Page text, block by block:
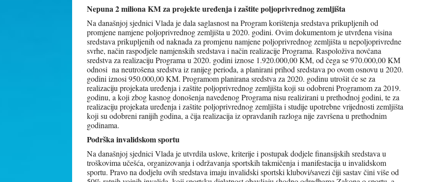
Nepuna 2 miliona KM za projekte uređenja i zaštite poljoprivrednog zemljišta
Na današnjoj sjednici Vlada je dala saglasnost na Program korištenja sredstava prikupljenih od
promjene namjene poljoprivrednog zemljišta u 2020. godini. Ovim dokumentom je utvrđena visina
sredstava prikupljenih od naknada za promjenu namjene poljoprivrednog zemljišta u nepoljoprivredne
svrhe, način raspodjele namjenskih sredstava i način realizacije Programa. Raspoloživa novčana
sredstva za realizaciju Programa u 2020. godini iznose 1.920.000,00 KM, od čega se 970.000,00 KM
odnosi na neutrošena sredstva iz ranijeg perioda, a planirani prihod sredstava po ovom osnovu u 2020.
godini iznosi 950.000,00 KM. Programom planirana sredstva za 2020. godinu utrošit će se za
realizaciju projekata uređenja i zaštite poljoprivrednog zemljišta koji su odobreni Programom za 2019.
godinu, a koji zbog kasnog donošenja navedenog Programa nisu realizirani u prethodnoj godini, te za
realizaciju projekata uređenja i zaštite poljoprivrednog zemljišta i studije upotrebne vrijednosti zemljišta
koji su odobreni ranijih godina, a čija realizacija iz opravdanih razloga nije završena u prethodnim
godinama.
Podrška invalidskom sportu
Na današnjoj sjednici Vlada je utvrdila uslove, kriterije i postupak dodjele finansijskih sredstava u
troškovima učešća, organizovanja i održavanja sportskih takmičenja i manifestacija u invalidskom
sportu. Pravo na dodjelu ovih sredstava imaju invalidski sportski klubovi/savezi čiji sastav čini više od